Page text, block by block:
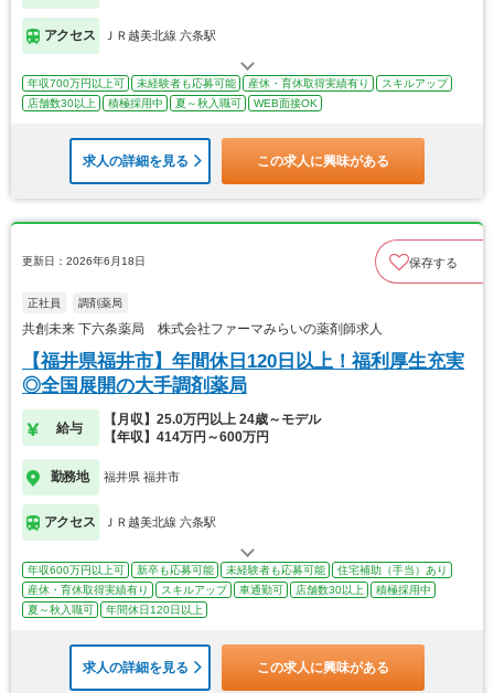
アクセス ＪＲ越美北線 六条駅
年収700万円以上可 未経験者も応募可能 産休・育休取得実績有り
スキルアップ
店舗数30以上
積極採用中 夏～秋入職可 WEB面接OK
求人の詳細を見る この求人に興味がある
更新日：2026年6月18日 保存する
正社員 調剤薬局
共創未来 下六条薬局 株式会社ファーマみらいの薬剤師求人
【福井県福井市】年間休日120日以上！福利厚生充実
◎全国展開の大手調剤薬局
給与
【月収】25.0万円以上 24歳～モデル
【年収】414万円～600万円
勤務地 福井県 福井市
アクセス ＪＲ越美北線 六条駅
年収600万円以上可 新卒も応募可能 未経験者も応募可能
住宅補助（手当）あり
産休・育休取得実績有り
スキルアップ 車通勤可 店舗数30以上
積極採用中
夏～秋入職可
年間休日120日以上
求人の詳細を見る この求人に興味がある